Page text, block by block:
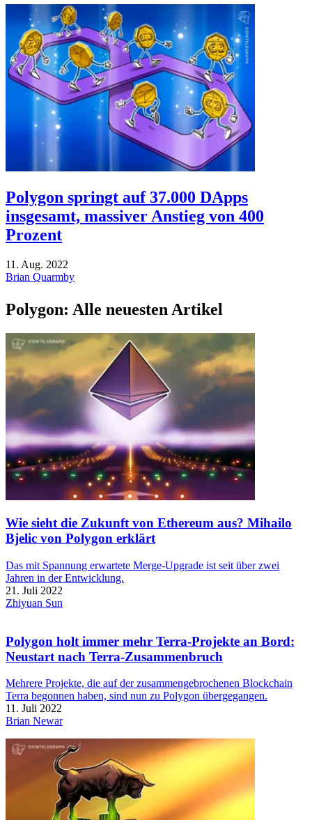
Polygon springt auf 37.000 DApps
insgesamt, massiver Anstieg von 400
Prozent
11. Aug. 2022
Brian Quarmby
Polygon: Alle neuesten Artikel
Wie sieht die Zukunft von Ethereum aus? Mihailo
Bjelic von Polygon erklärt
Das mit Spannung erwartete Merge-Upgrade ist seit über zwei
Jahren in der Entwicklung.
21. Juli 2022
Zhiyuan Sun
Polygon holt immer mehr Terra-Projekte an Bord:
Neustart nach Terra-Zusammenbruch
Mehrere Projekte, die auf der zusammengebrochenen Blockchain
Terra begonnen haben, sind nun zu Polygon übergegangen.
11. Juli 2022
Brian Newar